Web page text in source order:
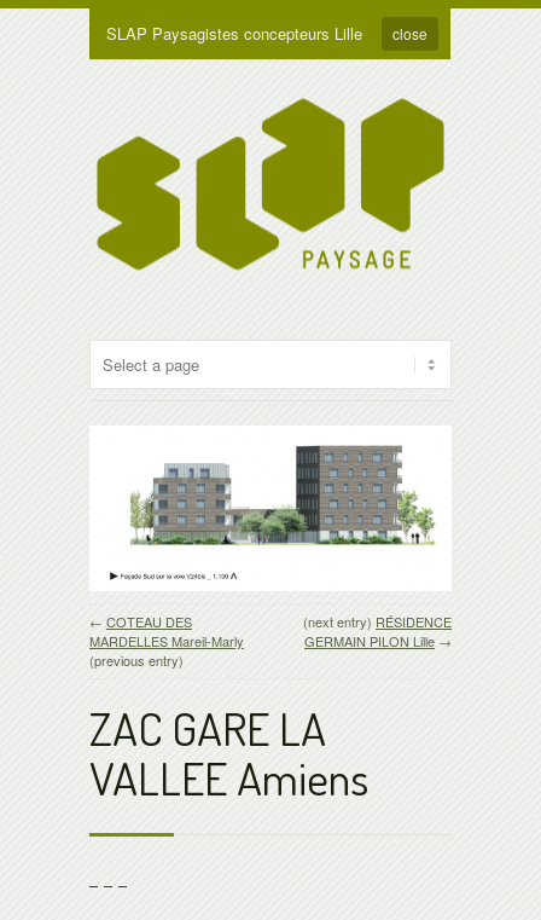
SLAP Paysagistes concepteurs Lille close
← COTEAU DES
MARDELLES Mareil-Marly
(previous entry)
(next entry) RÉSIDENCE
GERMAIN PILON Lille →
ZAC GARE LA
VALLEE Amiens